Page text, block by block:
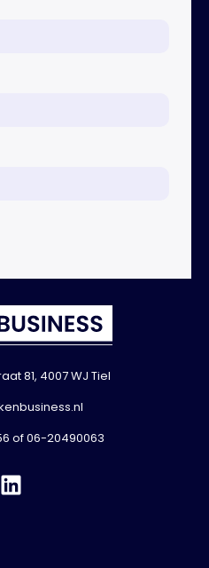
81, 4007 WJ Tiel
of06-20490063